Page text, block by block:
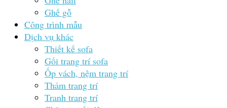
Ghế gỗ
Công trình mẫu
Dịch vụ khác
Thiết kế sofa
Gối trang trí sofa
Ốp vách, nệm trang trí
Thảm trang trí
Tranh trang trí